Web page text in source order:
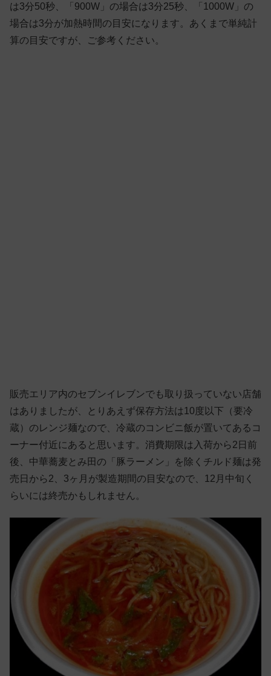
は3分50秒、「900W」の場合は3分25秒、「1000W」の
場合は3分が加熱時間の目安になります。あくまで単純計
算の目安ですが、ご参考ください。
販売エリア内のセブンイレブンでも取り扱っていない店舗
はありましたが、とりあえず保存方法は10度以下（要冷
蔵）のレンジ麺なので、冷蔵のコンビニ飯が置いてあるコ
ーナー付近にあると思います。消費期限は入荷から2日前
後、中華蕎麦とみ田の「豚ラーメン」を除くチルド麺は発
売日から2、3ヶ月が製造期間の目安なので、12月中旬く
らいには終売かもしれません。